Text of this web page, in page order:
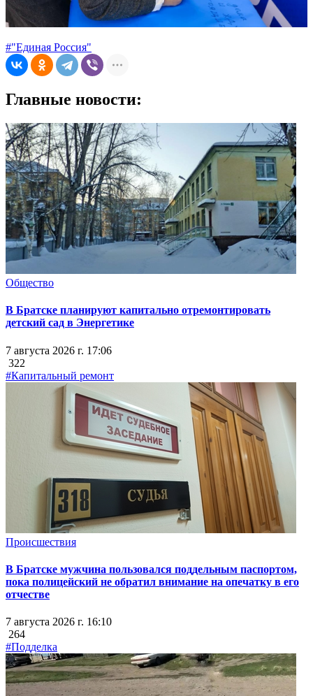
#"Единая Россия"
Главные новости:
Общество
В Братске планируют капитально отремонтировать
детский сад в Энергетике
7 августа 2026 г. 17:06
322
#Капитальный ремонт
Происшествия
В Братске мужчина пользовался поддельным паспортом,
пока полицейский не обратил внимание на опечатку в его
отчестве
7 августа 2026 г. 16:10
264
#Подделка